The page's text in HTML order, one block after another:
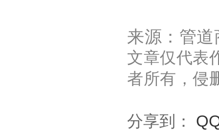
来源：管道
文章仅代表
者所有，侵
分享到：